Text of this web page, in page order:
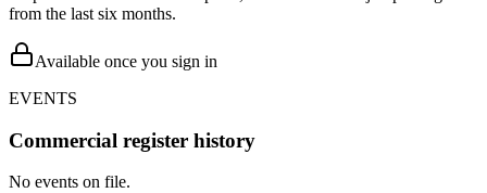
from the last six months.
Available once you sign in
EVENTS
Commercial register history
No events on file.